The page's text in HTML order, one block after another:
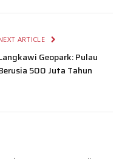
ARTICLE
Geopark: Pulau
500 Juta Tahun